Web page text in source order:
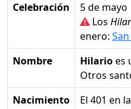
Celebración 5 de mayo
Los
enero:
Nombre
Hilarioes
Otros
Nacimiento
el 401 en